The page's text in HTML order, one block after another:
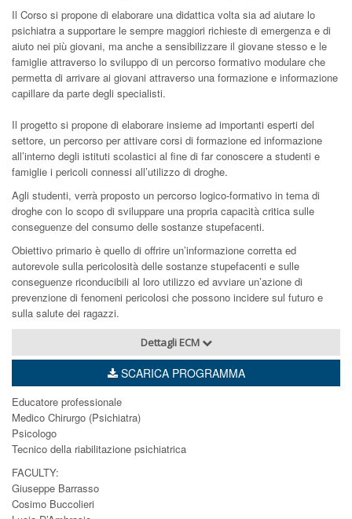
Il Corso si propone di elaborare una didattica volta sia ad aiutare lo
psichiatra a supportare le sempre maggiori richieste di emergenza e di
aiuto nei più giovani, ma anche a sensibilizzare il giovane stesso e le
famiglie attraverso lo sviluppo di un percorso formativo modulare che
permetta di arrivare ai giovani attraverso una formazione e informazione
capillare da parte degli specialisti.
Il progetto si propone di elaborare insieme ad importanti esperti del
settore, un percorso per attivare corsi di formazione ed informazione
all’interno degli istituti scolastici al fine di far conoscere a studenti e
famiglie i pericoli connessi all’utilizzo di droghe.
Agli studenti, verrà proposto un percorso logico-formativo in tema di
droghe con lo scopo di sviluppare una propria capacità critica sulle
conseguenze del consumo delle sostanze stupefacenti.
Obiettivo primario è quello di offrire un’informazione corretta ed
autorevole sulla pericolosità delle sostanze stupefacenti e sulle
conseguenze riconducibili al loro utilizzo ed avviare un’azione di
prevenzione di fenomeni pericolosi che possono incidere sul futuro e
sulla salute dei ragazzi.
Dettagli ECM
SCARICA PROGRAMMA
Educatore professionale
Medico Chirurgo (Psichiatra)
Psicologo
Tecnico della riabilitazione psichiatrica
FACULTY:
Giuseppe Barrasso
Cosimo Buccolieri